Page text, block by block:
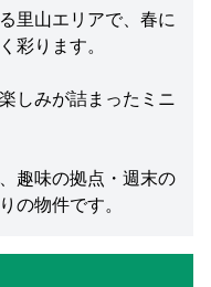
里山エリアで、春に
彩ります。
しみが詰まったミニ
趣味の拠点・週末の
の物件です。